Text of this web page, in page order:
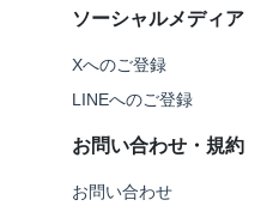
ソーシャルメディア
Xへのご登録
LINEへのご登録
お問い合わせ・規約
お問い合わせ